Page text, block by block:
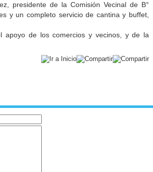
presidente de la Comisión Vecinal de B°
y un completo servicio de cantina y buffet,
apoyo de los comercios y vecinos, y de la